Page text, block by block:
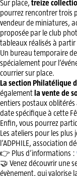
Sur place, treize
pourrez rencontrer trois
vendeur de miniatures,
proposée par le club
tableaux réalisés à partir
Un bureau temporaire
spécialement pour
courrier sur place.
La sectionPhilatélique
également la vente de
entiers postaux oblitérés
date spécifique à cette
Enfin, vous pourrez
Les ateliers pour les
l’ADPHILE, association
👉 Plus d’informations :
🤝 Venez découvrir une
évènement, qui valorise